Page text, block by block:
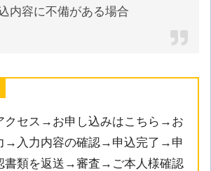
内容に不備がある場合
クセス→お申し込みはこちら→お
→入力内容の確認→申込完了→申
書類を返送→審査→ご本人様確認